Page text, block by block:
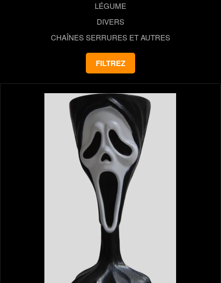
LÉGUME
DIVERS
CHAÎNES SERRURES ET AUTRES
FILTREZ